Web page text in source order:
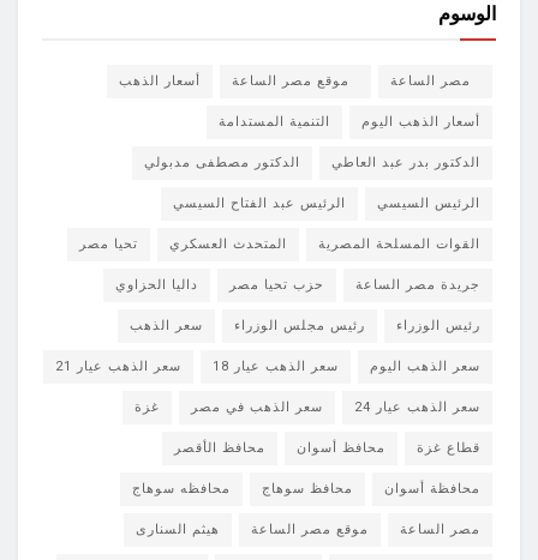
الوسوم
مصر الساعة موقع مصر الساعة أسعار الذهب
أسعار الذهب اليوم التنمية المستدامة
الدكتور بدر عبد العاطي الدكتور مصطفى مدبولي
الرئيس السيسي الرئيس عبد الفتاح السيسي
القوات المسلحة المصرية المتحدث العسكري تحيا مصر
جريدة مصر الساعة حزب تحيا مصر داليا الحزاوي
رئيس الوزراء رئيس مجلس الوزراء سعر الذهب
سعر الذهب اليوم سعر الذهب عيار 18 سعر الذهب عيار 21
سعر الذهب عيار 24 سعر الذهب في مصر غزة
قطاع غزة محافظ أسوان محافظ الأقصر
محافظة أسوان محافظ سوهاج محافظه سوهاج
مصر الساعة موقع مصر الساعة هيثم السنارى